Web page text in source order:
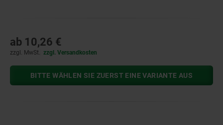
ab 10,26 €
zzgl. MwSt. zzgl. Versandkosten
BITTE WÄHLEN SIE ZUERST EINE VARIANTE AUS